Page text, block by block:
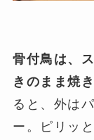
骨付鳥は、
きのまま焼
ると、外は
ー。ピリッ